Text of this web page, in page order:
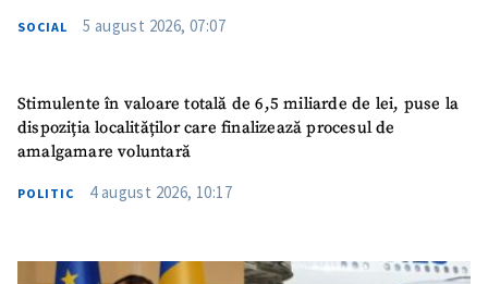
SOCIAL 5 august 2026, 07:07
Stimulente în valoare totală de 6,5 miliarde de lei, puse la
dispoziția localităților care finalizează procesul de
amalgamare voluntară
POLITIC 4 august 2026, 10:17